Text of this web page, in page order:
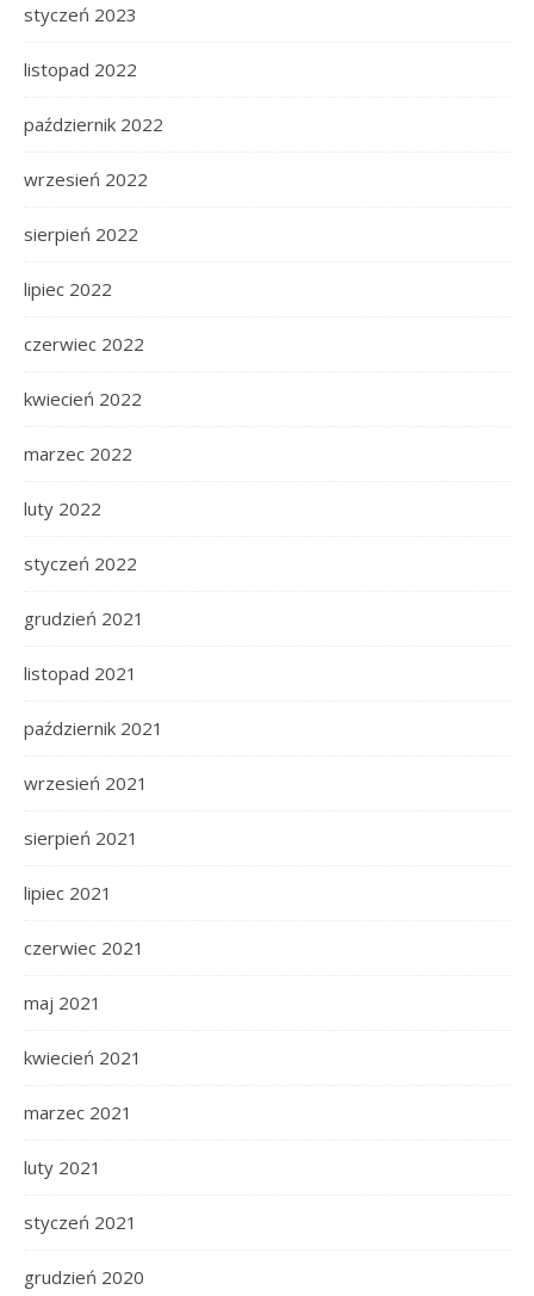
styczeń 2023
listopad 2022
październik 2022
wrzesień 2022
sierpień 2022
lipiec 2022
czerwiec 2022
kwiecień 2022
marzec 2022
luty 2022
styczeń 2022
grudzień 2021
listopad 2021
październik 2021
wrzesień 2021
sierpień 2021
lipiec 2021
czerwiec 2021
maj 2021
kwiecień 2021
marzec 2021
luty 2021
styczeń 2021
grudzień 2020